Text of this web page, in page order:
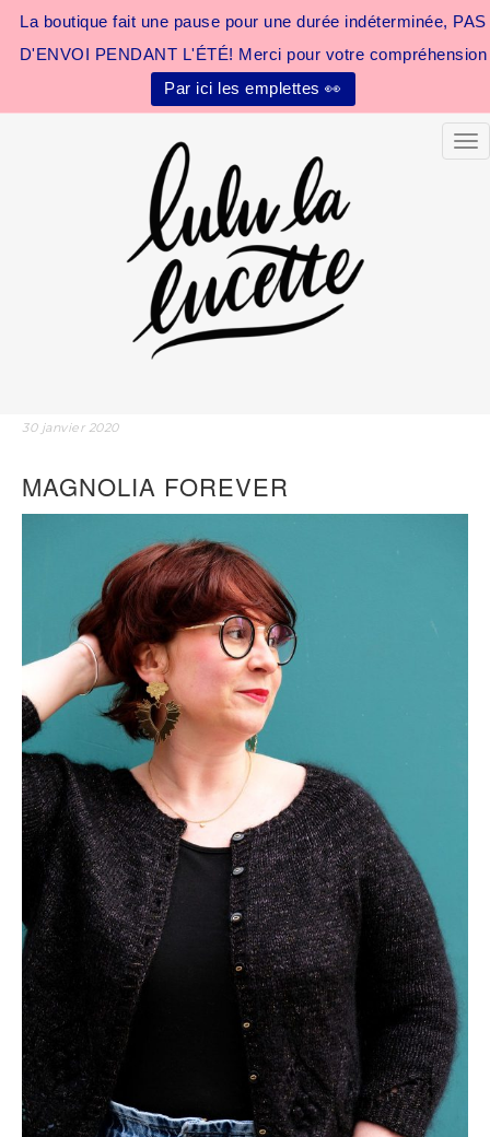
La boutique fait une pause pour une durée indéterminée, PAS
D'ENVOI PENDANT L'ÉTÉ! Merci pour votre compréhension
Par ici les emplettes 👀
30 janvier 2020
MAGNOLIA FOREVER